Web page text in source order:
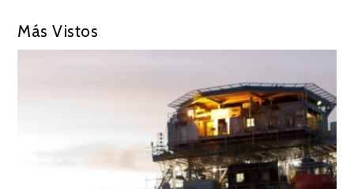
Más Vistos